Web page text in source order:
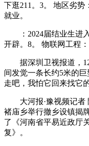
下逛211。3。 地区劣
就业。
：2024届结业生进入
开辟。8。 物联网工程
据深圳卫视报道，12
间发觉一条长约5米的
走吧，我怕它回来找它
大河报·豫视频记者
褚庙乡举行撤乡设镇揭
了《河南省平易近政厅
复》。